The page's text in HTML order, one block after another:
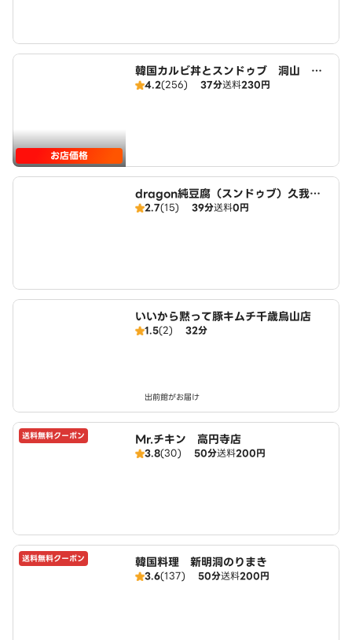
お店価格
韓国カルビ丼とスンドゥブ 洞山 荻
窪店
4.2(256) 37分送料230円
dragon純豆腐（スンドゥブ）久我山
店2.7(15) 39分送料0円
いいから黙って豚キムチ千歳烏山店
1.5(2) 32分
出前館がお届け
送料無料クーポン Mr.チキン 高円寺店
3.8(30) 50分送料200円
送料無料クーポン 韓国料理 新明洞のりまき
3.6(137) 50分送料200円